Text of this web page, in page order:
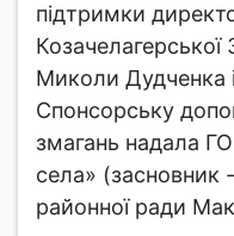
підтримки
Козачелагерської
Миколи Дудченка
Спонсорську
змагань надала
села» (засновник
районної ради